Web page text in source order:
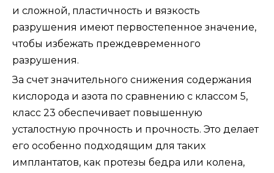
и сложной, пластичность и вязкость
разрушения имеют первостепенное значение,
чтобы избежать преждевременного
разрушения.
За счет значительного снижения содержания
кислорода и азота по сравнению с классом 5,
класс 23 обеспечивает повышенную
усталостную прочность и прочность. Это делает
его особенно подходящим для таких
имплантатов, как протезы бедра или колена,